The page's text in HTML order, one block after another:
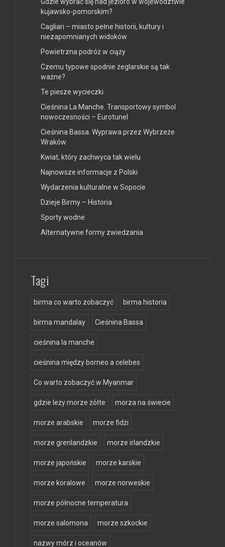
kujawsko-pomorskim?
Cagliari – miasto pełne historii, kultury i
niezapomnianych widoków
Powietrzna podróż w ciąży
Czemu typowe spodnie żeglarskie są tak
ważne?
Te piesze wycieczki.
Cieśnina La Manche. Transportowy symbol
nowoczesności – Eurotunel
Cieśnina Bassa. Wyprawa przez Wybrzeże
Wraków
Kwiat, który zachwyca tak wielu
Najnowsze informacje z Polski
Wydarzenia kulturalne w Sopocie
Dzieje Birmy – Historia
Sporty wodne
Alternatywne formy zwiedzania
Tagi
birma co warto zobaczyć birma historia
birma mandalay Cieśnina Bassa
cieśnina la manche
cieśnina między borneo a celebes
Co warto zobaczyć w Myanmar
gdzie leży morze żółte morza na świecie
morze arabskie morze fidżi
morze grenlandzkie morze irlandzkie
morze japońskie morze karskie
morze koralowe morze norweskie
morze północne temperatura
morze salomona morze szkockie
nazwy mórz i oceanów